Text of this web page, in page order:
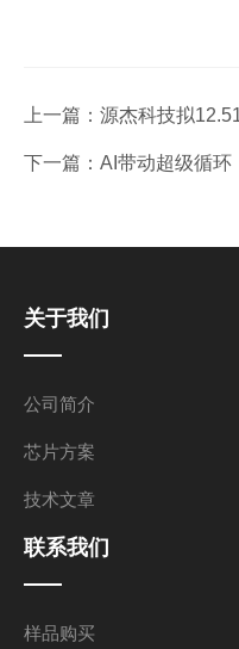
上一篇： 源杰科技拟
下一篇： AI带动超级循
关于我们
公司简介
芯片方案
技术文章
联系我们
样品购买